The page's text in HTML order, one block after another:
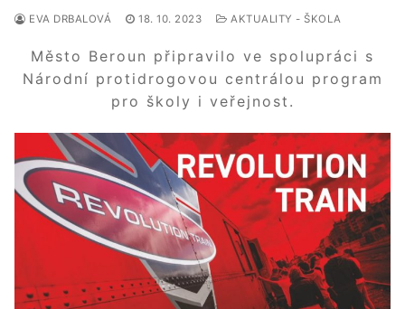
EVA DRBALOVÁ 18. 10. 2023 AKTUALITY - ŠKOLA
Město Beroun připravilo ve spolupráci s
Národní protidrogovou centrálou program
pro školy i veřejnost.